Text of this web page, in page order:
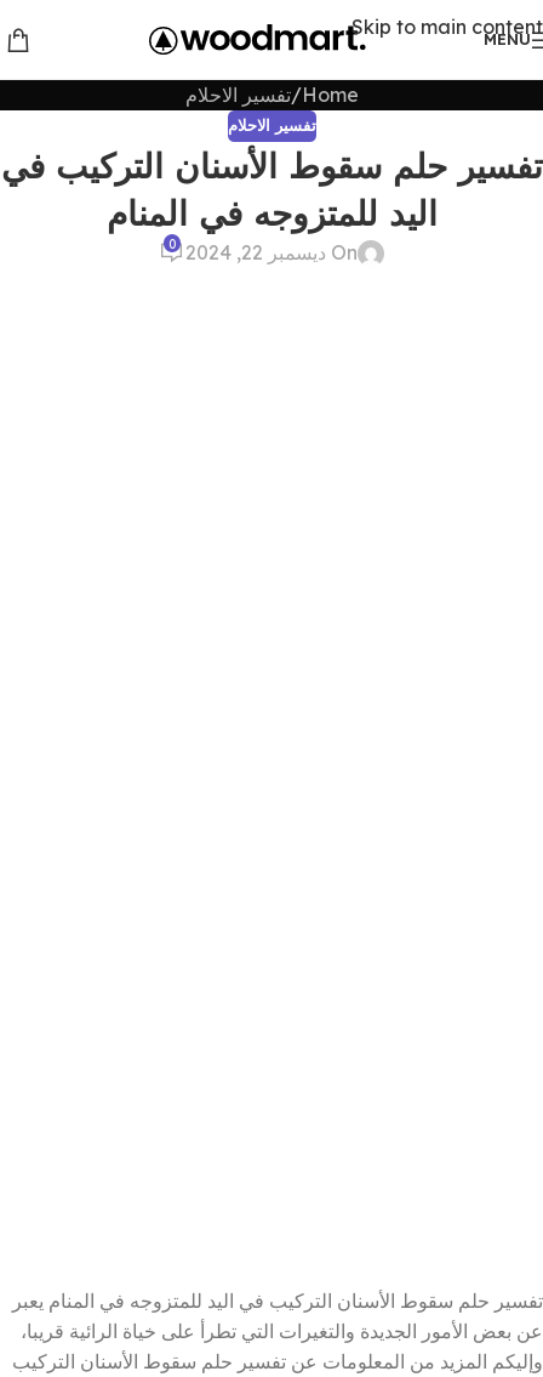
Skip to main content
MENU
Home تفسير الاحلام
تفسير الاحلام
تفسير حلم سقوط الأسنان التركيب في
اليد للمتزوجه في المنام
On ديسمبر 22, 2024 0
تفسير حلم سقوط الأسنان التركيب في اليد للمتزوجه في المنام يعبر
عن بعض الأمور الجديدة والتغيرات التي تطرأ على خياة الرائية قريبا،
وإليكم المزيد من المعلومات عن تفسير حلم سقوط الأسنان التركيب